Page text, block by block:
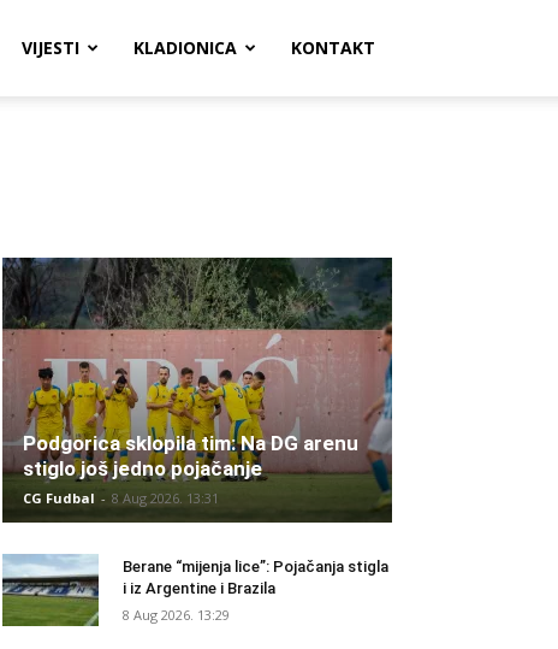
VIJESTI KLADIONICA KONTAKT
Podgorica sklopila tim: Na DG arenu
stiglo još jedno pojačanje
CG Fudbal - 8 Aug 2026. 13:31
Berane “mijenja lice”: Pojačanja stigla
i iz Argentine i Brazila
8 Aug 2026. 13:29